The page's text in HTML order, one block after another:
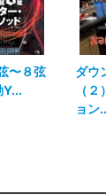
〜８弦
Y...
ダウ
（
ョン